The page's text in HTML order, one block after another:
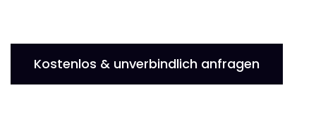
Kostenlos & unverbindlich anfragen